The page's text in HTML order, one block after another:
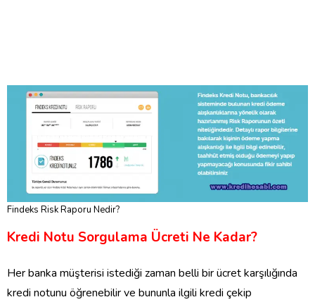
Findeks Risk Raporu Nedir?
Kredi Notu Sorgulama Ücreti Ne Kadar?
Her banka müşterisi istediği zaman belli bir ücret karşılığında
kredi notunu öğrenebilir ve bununla ilgili kredi çekip